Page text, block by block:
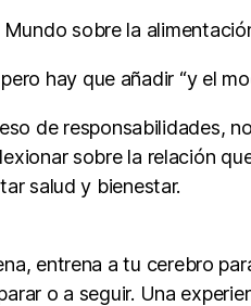
sobre la
hay que añadir “y el
de responsabilidades,
sobre la relación
salud y bienestar.
entrena a tu cerebro
o a seguir. Una